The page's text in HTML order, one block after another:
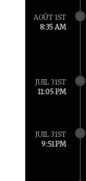
AOÛT 1ST
8:35 AM
JUIL 31ST
11:05 PM
JUIL 31ST
9:51 PM